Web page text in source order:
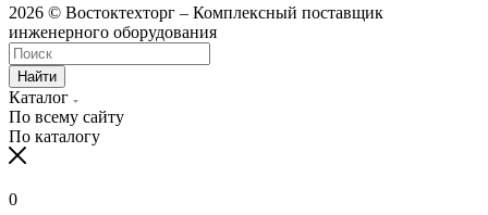
2026 © Востоктехторг – Комплексный поставщик
инженерного оборудования
Найти
Каталог
По всему сайту
По каталогу
0